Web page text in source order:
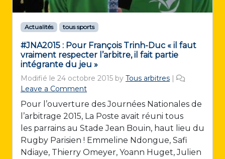
Actualités tous sports
#JNA2015 : Pour François Trinh-Duc « il faut
vraiment respecter l’arbitre, il fait partie
intégrante du jeu »
Modifié le 24 octobre 2015 by Tous arbitres |
Leave a Comment
Pour l’ouverture des Journées Nationales de
l’arbitrage 2015, La Poste avait réuni tous
les parrains au Stade Jean Bouin, haut lieu du
Rugby Parisien ! Emmeline Ndongue, Safi
Ndiaye, Thierry Omeyer, Yoann Huget, Julien